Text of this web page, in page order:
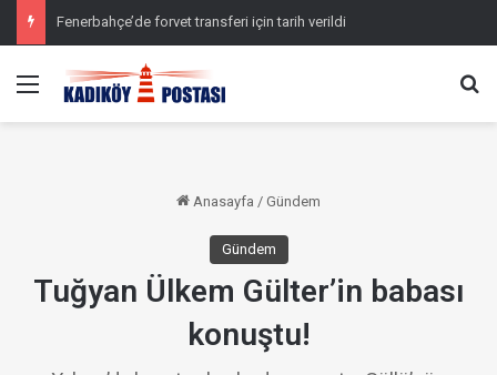
Fenerbahçe’de forvet transferi için tarih verildi
Menü
Anasayfa / Gündem
Gündem
Tuğyan Ülkem Gülter’in babası
konuştu!